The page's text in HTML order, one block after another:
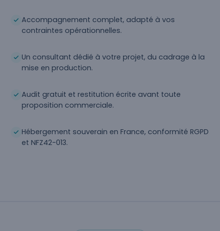
Accompagnement complet, adapté à vos
contraintes opérationnelles.
Un consultant dédié à votre projet, du cadrage à la
mise en production.
Audit gratuit et restitution écrite avant toute
proposition commerciale.
Hébergement souverain en France, conformité RGPD
et NFZ42-013.